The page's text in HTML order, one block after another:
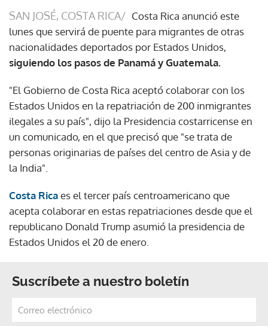
SAN JOSÉ, COSTA RICA/ Costa Rica anunció este
lunes que servirá de puente para migrantes de otras
nacionalidades deportados por Estados Unidos,
siguiendo los pasos de Panamá y Guatemala.
"El Gobierno de Costa Rica aceptó colaborar con los
Estados Unidos en la repatriación de 200 inmigrantes
ilegales a su país", dijo la Presidencia costarricense en
un comunicado, en el que precisó que "se trata de
personas originarias de países del centro de Asia y de
la India".
Costa Ricaes el tercer país centroamericano que
acepta colaborar en estas repatriaciones desde que el
republicano Donald Trump asumió la presidencia de
Estados Unidos el 20 de enero.
Suscríbete a nuestro boletín